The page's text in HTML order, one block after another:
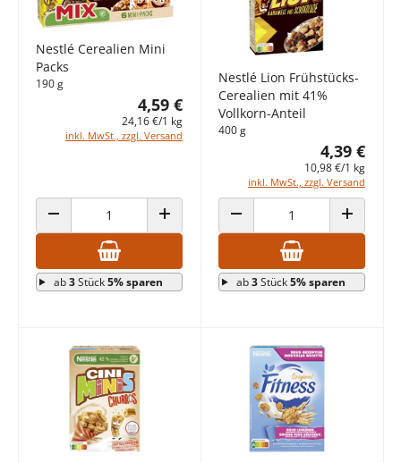
Nestlé Cerealien Mini
Packs
190 g
4,59 €
24,16 €/1 kg
inkl. MwSt., zzgl. Versand
ANZAHL VERRINGERN ANZAHL ERHÖHEN
ab3Stück5% sparen
Nestlé Lion Frühstücks-
Cerealien mit 41%
Vollkorn-Anteil
400 g
4,39 €
10,98 €/1 kg
inkl. MwSt., zzgl. Versand
ANZAHL VERRINGERN ANZAHL
ab3Stück5% sparen